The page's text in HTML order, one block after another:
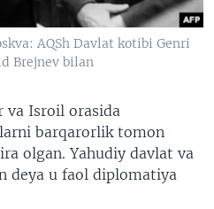
AQSh Davlat kotibi Genri
Brejnev bilan
va Isroil orasida
barqarorlik tomon
olgan. Yahudiy davlat va
deya u faol diplomatiya